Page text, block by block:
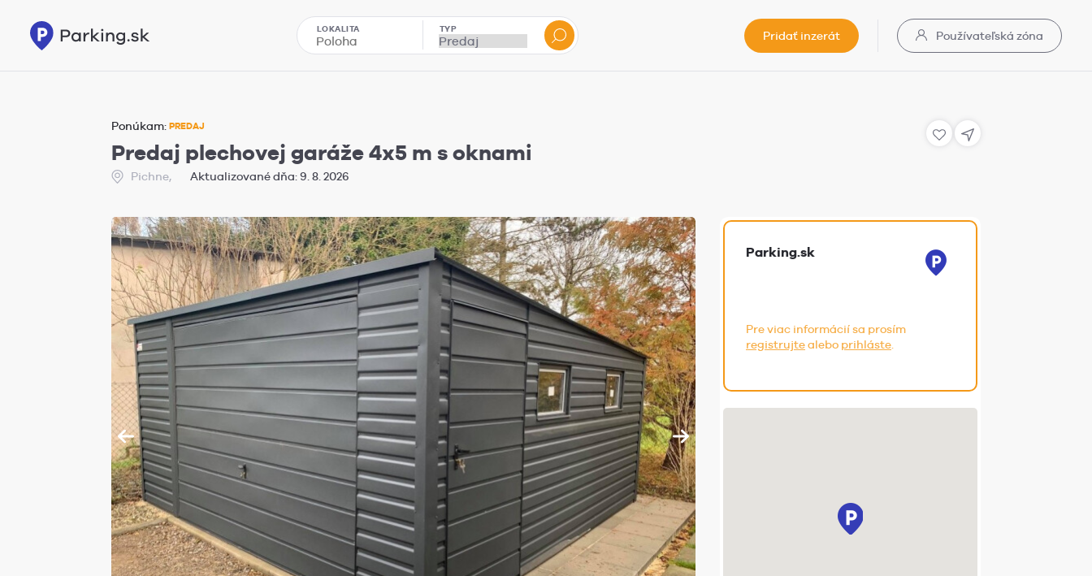
LOKALITA TYP
Pridať inzerát Používateľská zóna
Ponúkam: PREDAJ
Predaj plechovej garáže 4x5 m s oknami
Pichne, Aktualizované dňa: 9. 8. 2026
Parking.sk
Pre viac informácií sa prosím
registrujtealebo prihláste